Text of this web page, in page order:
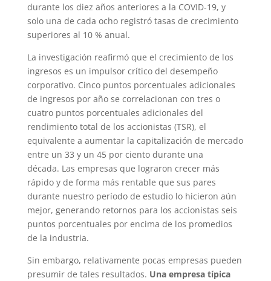
durante los diez años anteriores a la COVID-19, y
solo una de cada ocho registró tasas de crecimiento
superiores al 10 % anual.
La investigación reafirmó que el crecimiento de los
ingresos es un impulsor crítico del desempeño
corporativo. Cinco puntos porcentuales adicionales
de ingresos por año se correlacionan con tres o
cuatro puntos porcentuales adicionales del
rendimiento total de los accionistas (TSR), el
equivalente a aumentar la capitalización de mercado
entre un 33 y un 45 por ciento durante una
década. Las empresas que lograron crecer más
rápido y de forma más rentable que sus pares
durante nuestro período de estudio lo hicieron aún
mejor, generando retornos para los accionistas seis
puntos porcentuales por encima de los promedios
de la industria.
Sin embargo, relativamente pocas empresas pueden
presumir de tales resultados. Una empresa típica